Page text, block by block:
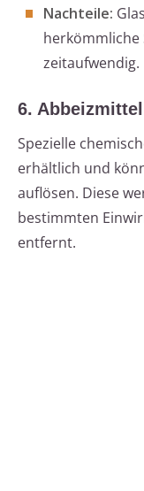
Nachteile:
zeitaufwendig.
6. Abbeizmittel
Spezielle
erhältlich und
auflösen. Diese
bestimmten
entfernt.